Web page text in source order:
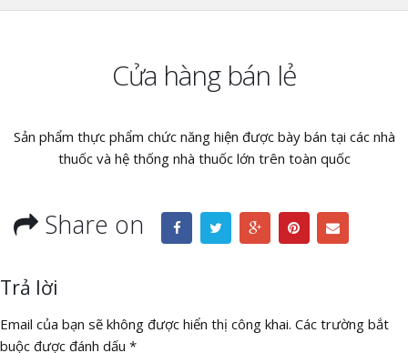
Cửa hàng bán lẻ
Sản phẩm thực phẩm chức năng hiện được bày bán tại các nhà
thuốc và hệ thống nhà thuốc lớn trên toàn quốc
Share on
Trả lời
Email của bạn sẽ không được hiển thị công khai. Các trường bắt
buộc được đánh dấu *